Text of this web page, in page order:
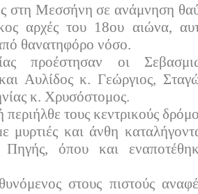
στη Μεσσήνη σε ανάμνηση
αρχές του 18ου αιώνα,
θανατηφόρο νόσο.
προέστησαν οι
Αυλίδος κ. Γεώργιος,
κ. Χρυσόστομος.
τους κεντρικούς
μυρτιές και άνθη
όπου και
στους πιστούς